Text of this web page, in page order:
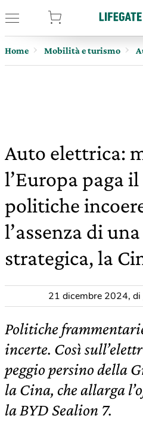
Home Mobilità e turismo
Auto elettrica:
l’Europa paga
politiche
l’assenza di
strategica, la
21 dicembre 2024, di
Politiche
incerte. Così
peggio persino della
la Cina, che allarga
la BYD Sealion 7.